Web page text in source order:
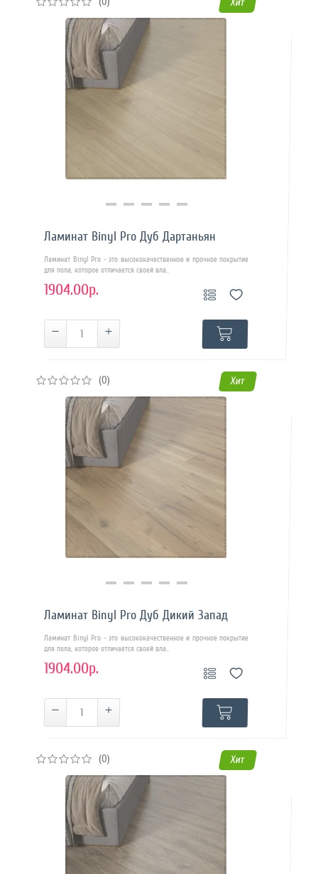
Купить в 1 клик
Ламинат Binyl Pro Дуб Дартаньян
Ламинат Binyl Pro - это высококачественное и прочное покрытие
для пола, которое отличается своей вла..
1904.00р.
(0) Хит
Купить в 1 клик
Ламинат Binyl Pro Дуб Дикий Запад
Ламинат Binyl Pro - это высококачественное и прочное покрытие
для пола, которое отличается своей вла..
1904.00р.
(0) Хит